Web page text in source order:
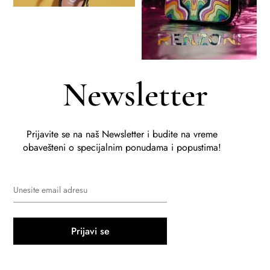
Newsletter
Prijavite se na naš Newsletter i budite na vreme
obavešteni o specijalnim ponudama i popustima!
Prijavi se